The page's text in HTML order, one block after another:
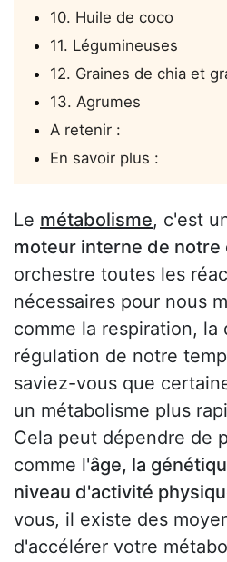
10. Huile de coco
11. Légumineuses
12. Graines de chia et
13. Agrumes
A retenir :
En savoir plus :
Le métabolisme, c'est
moteur interne de notre
orchestre toutes les
nécessaires pour nous
comme la respiration, la
régulation de notre
saviez-vous que
un métabolisme plus
Cela peut dépendre de
comme l'âge, la
niveau d'activité
vous, il existe des
d'accélérer votre